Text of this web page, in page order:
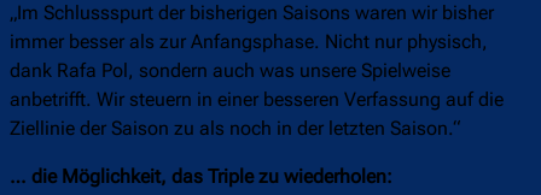
„Im Schlussspurt der bisherigen Saisons waren wir bisher
immer besser als zur Anfangsphase. Nicht nur physisch,
dank Rafa Pol, sondern auch was unsere Spielweise
anbetrifft. Wir steuern in einer besseren Verfassung auf die
Ziellinie der Saison zu als noch in der letzten Saison.“
… die Möglichkeit, das Triple zu wiederholen: